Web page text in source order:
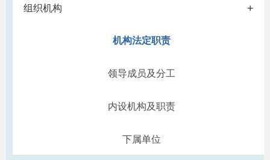
组织机构 +
机构法定职责
领导成员及分工
内设机构及职责
下属单位